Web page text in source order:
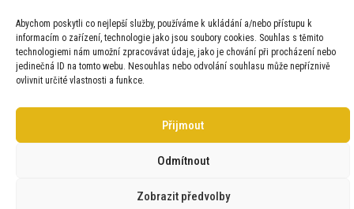
Abychom poskytli co nejlepší služby, používáme k ukládání a/nebo přístupu k
informacím o zařízení, technologie jako jsou soubory cookies. Souhlas s těmito
technologiemi nám umožní zpracovávat údaje, jako je chování při procházení nebo
jedinečná ID na tomto webu. Nesouhlas nebo odvolání souhlasu může nepříznivě
ovlivnit určité vlastnosti a funkce.
Přijmout
Odmítnout
Zobrazit předvolby
ZTS JINDŘICHŮV HRADEC © 2025 | VŠECHNA PRÁVA
VYHRAZENA
WEBUI.CZ- WEBOVÉ STRÁNKY A E-SHOPY